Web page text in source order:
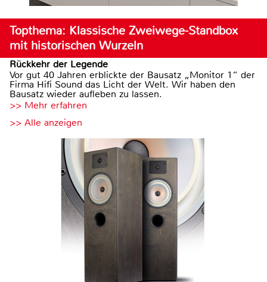
Topthema: Klassische Zweiwege-Standbox
mit historischen Wurzeln
Rückkehr der Legende
Vor gut 40 Jahren erblickte der Bausatz „Monitor 1“ der
Firma Hifi Sound das Licht der Welt. Wir haben den
Bausatz wieder aufleben zu lassen.
>> Mehr erfahren
>> Alle anzeigen